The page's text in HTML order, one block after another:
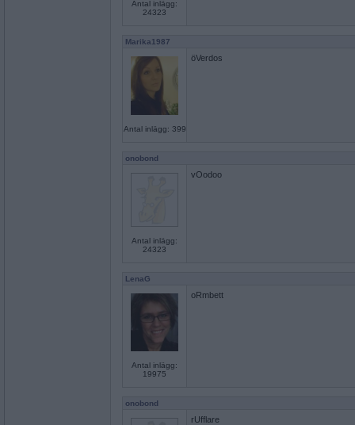
Antal inlägg:
24323
Marika1987
Antal inlägg: 399
öVerdos
onobond
Antal inlägg:
24323
vOodoo
LenaG
Antal inlägg:
19975
oRmbett
onobond
rUfflare